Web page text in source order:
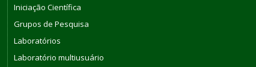
Iniciação Científica
Grupos de Pesquisa
Laboratórios
Laboratório multiusuário